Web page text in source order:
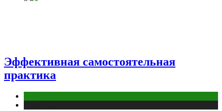
Эффективная самостоятельная
практика